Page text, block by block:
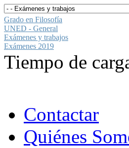
Grado en Filosofía
UNED - General
Exámenes y trabajos
Exámenes 2019
Tiempo de
Contactar
Quiénes